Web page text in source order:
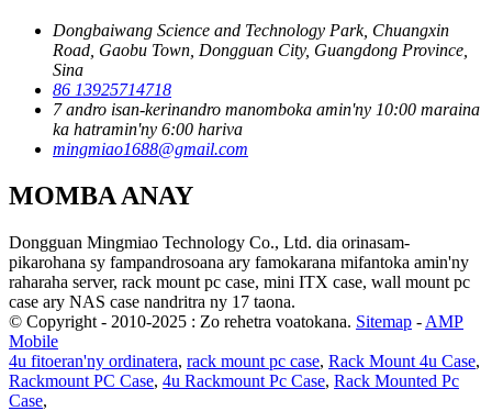
Dongbaiwang Science and Technology Park, Chuangxin
Road, Gaobu Town, Dongguan City, Guangdong Province,
Sina
86 13925714718
7 andro isan-kerinandro manomboka amin'ny 10:00 maraina
ka hatramin'ny 6:00 hariva
mingmiao1688@gmail.com
MOMBA ANAY
Dongguan Mingmiao Technology Co., Ltd. dia orinasam-
pikarohana sy fampandrosoana ary famokarana mifantoka amin'ny
raharaha server, rack mount pc case, mini ITX case, wall mount pc
case ary NAS case nandritra ny 17 taona.
© Copyright - 2010-2025 : Zo rehetra voatokana. Sitemap - AMP
Mobile
4u fitoeran'ny ordinatera, rack mount pc case, Rack Mount 4u Case,
Rackmount PC Case, 4u Rackmount Pc Case, Rack Mounted Pc
Case,